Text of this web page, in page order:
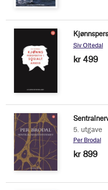
Siv Oltedal
kr 499
5. utgave
Per Brodal
kr 899